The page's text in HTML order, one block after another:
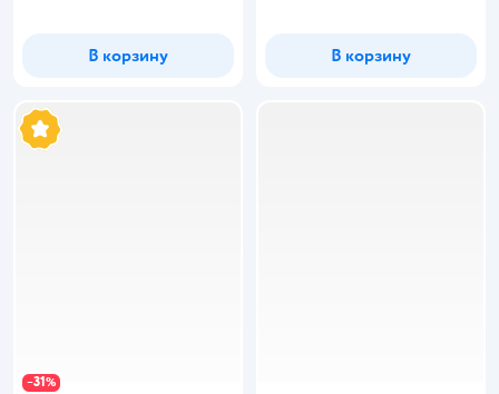
В корзину В корзину
−31%